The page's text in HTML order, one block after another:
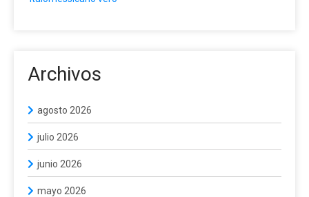
Archivos
agosto 2026
julio 2026
junio 2026
mayo 2026